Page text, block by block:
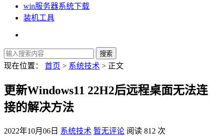
win服务器系统下载
装机工具
现在位置： 首页 > 系统技术 > 正文
更新Windows11 22H2后远程桌面无法连
接的解决方法
2022年10月06日 系统技术 暂无评论 阅读 812 次